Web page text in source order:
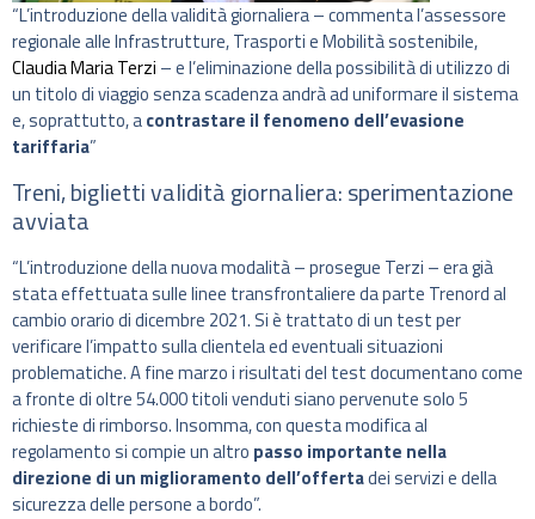
“L’introduzione della validità giornaliera – commenta l’assessore
regionale alle Infrastrutture, Trasporti e Mobilità sostenibile,
Claudia Maria Terzi – e l’eliminazione della possibilità di utilizzo di
un titolo di viaggio senza scadenza andrà ad uniformare il sistema
e, soprattutto, acontrastare il fenomeno dell’evasione
tariffaria”
Treni, biglietti validità giornaliera: sperimentazione
avviata
“L’introduzione della nuova modalità – prosegue Terzi – era già
stata effettuata sulle linee transfrontaliere da parte Trenord al
cambio orario di dicembre 2021. Si è trattato di un test per
verificare l’impatto sulla clientela ed eventuali situazioni
problematiche. A fine marzo i risultati del test documentano come
a fronte di oltre 54.000 titoli venduti siano pervenute solo 5
richieste di rimborso. Insomma, con questa modifica al
regolamento si compie un altro passo importante nella
direzione di un miglioramento dell’offertadei servizi e della
sicurezza delle persone a bordo”.